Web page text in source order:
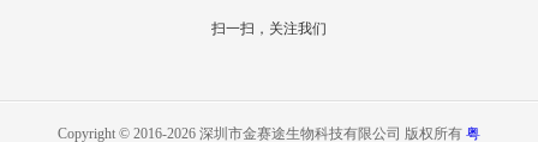
扫一扫，关注我们
Copyright © 2016-2026 深圳市金赛途生物科技有限公司 版权所有 粤